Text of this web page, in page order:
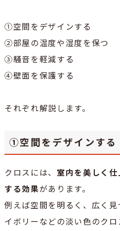
①空間をデザインする
②部屋の温度や湿度を保つ
③騒音を軽減する
④壁面を保護する
それぞれ解説します。
①空間をデザインする
クロスには、 室内を美しく仕
する効果があります。
例えば空間を明るく、広く
イボリーなどの淡い色のクロ